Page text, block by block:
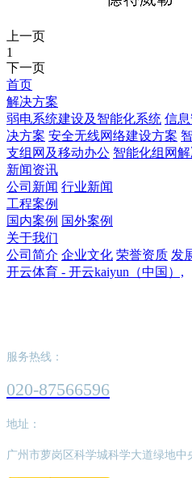
上一页
1
下一页
首页
解决方案
弱电系统建设及智能化系统 信
决方案 安全无线网络建设方案
支组网及移动办公 智能化组网
新闻资讯
公司新闻 行业新闻
工程案例
国内案例 国外案例
关于我们
公司简介 企业文化 荣誉资质 发
开云体育 - 开云kaiyun（中国）,
服务热线：
020-87566596
地址：
广州市萝岗区科学城科学大道绿地中